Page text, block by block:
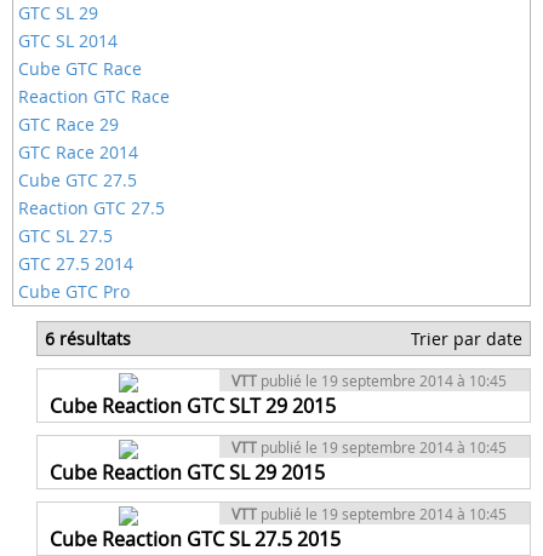
GTC SL 29
GTC SL 2014
Cube GTC Race
Reaction GTC Race
GTC Race 29
GTC Race 2014
Cube GTC 27.5
Reaction GTC 27.5
GTC SL 27.5
GTC 27.5 2014
Cube GTC Pro
6 résultats Trier par date
VTT publié le 19 septembre 2014 à 10:45
Cube Reaction GTC SLT 29 2015
VTT publié le 19 septembre 2014 à 10:45
Cube Reaction GTC SL 29 2015
VTT publié le 19 septembre 2014 à 10:45
Cube Reaction GTC SL 27.5 2015